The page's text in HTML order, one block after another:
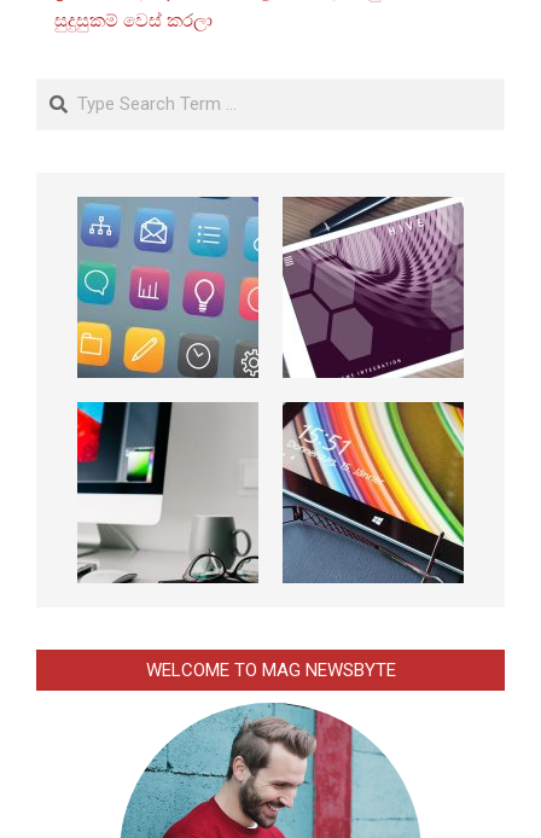
සුදුසුකම් වෙස් කරලා
Search
WELCOME TO MAG NEWSBYTE